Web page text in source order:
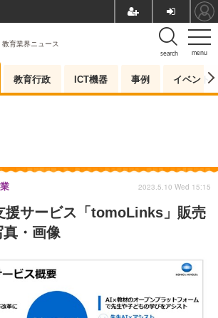
menu
search
教育業界ニュース
教育行政 ICT機器 事例 イベント
援サービス「tomoLinks」販売
真・画像
2023.5.10 Wed 15:15